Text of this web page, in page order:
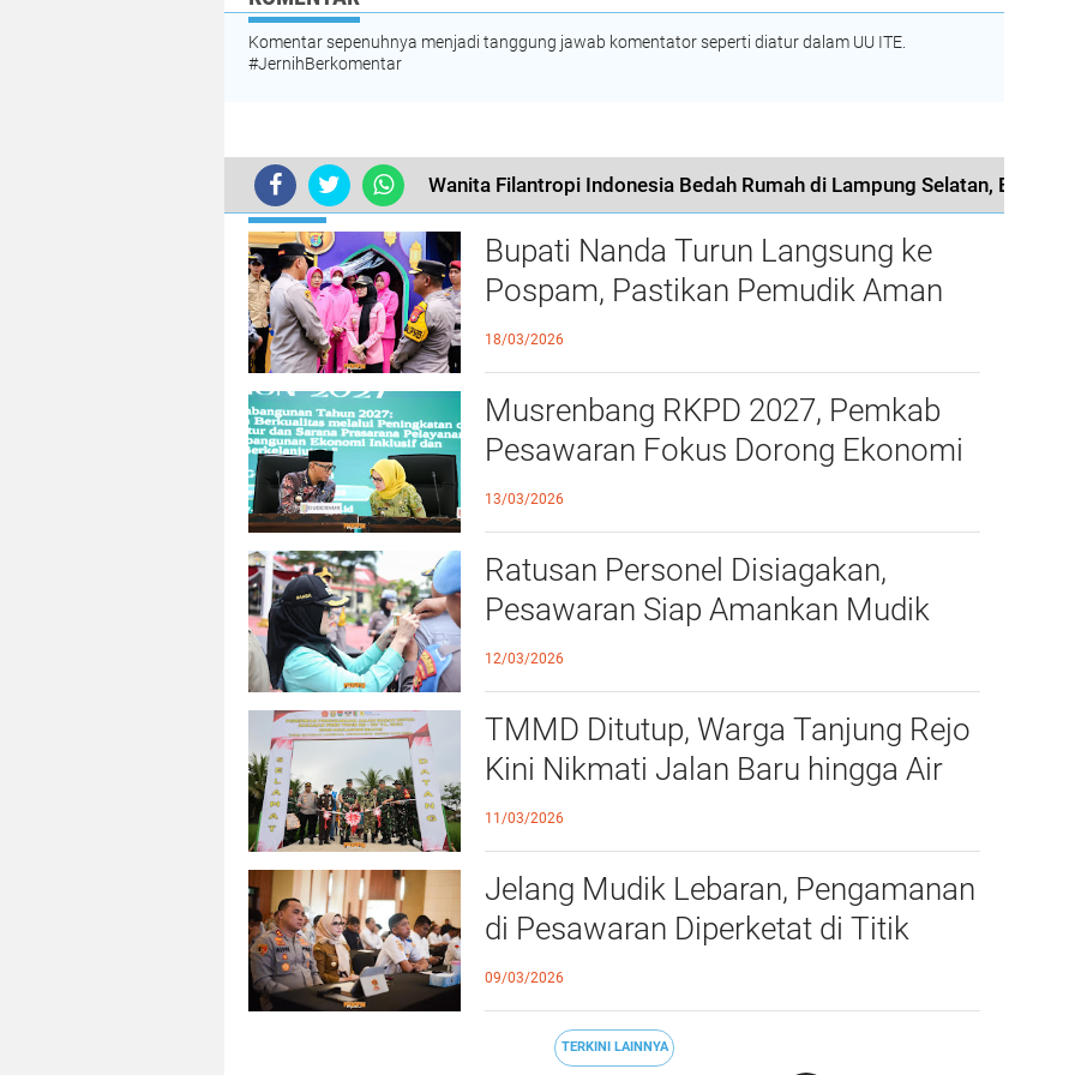
Komentar sepenuhnya menjadi tanggung jawab komentator seperti diatur dalam UU ITE.
#JernihBerkomentar
TERKINI
Bupati Nanda Turun Langsung ke
Pospam, Pastikan Pemudik Aman
dan Nyaman Melintas di Pesawaran
18/03/2026
Musrenbang RKPD 2027, Pemkab
Pesawaran Fokus Dorong Ekonomi
dari Desa
13/03/2026
Ratusan Personel Disiagakan,
Pesawaran Siap Amankan Mudik
Lebaran
12/03/2026
TMMD Ditutup, Warga Tanjung Rejo
Kini Nikmati Jalan Baru hingga Air
Bersih
11/03/2026
Jelang Mudik Lebaran, Pengamanan
di Pesawaran Diperketat di Titik
Rawan
09/03/2026
TERKINI LAINNYA